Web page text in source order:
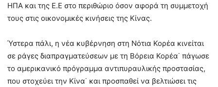
ΗΠΑ και της Ε.Ε στο περιθώριο όσον αφορά τη συμμετοχή
τους στις οικονομικές κινήσεις της Κίνας.
Ύστερα πάλι, η νέα κυβέρνηση στη Νότια Κορέα κινείται
σε ράγες διαπραγματεύσεων με τη Βόρεια Κορέα˙ πάγωσε
το αμερικανικό πρόγραμμα αντιπυραυλικής προστασίας,
που στοχεύει την Κίνα˙ και προσπαθεί να βελτιώσει τις